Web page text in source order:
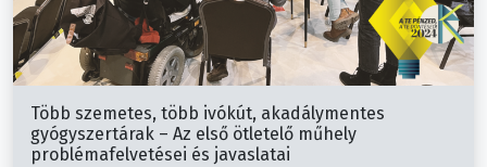
Több szemetes, több ivókút, akadálymentes
gyógyszertárak – Az első ötletelő műhely
problémafelvetései és javaslatai